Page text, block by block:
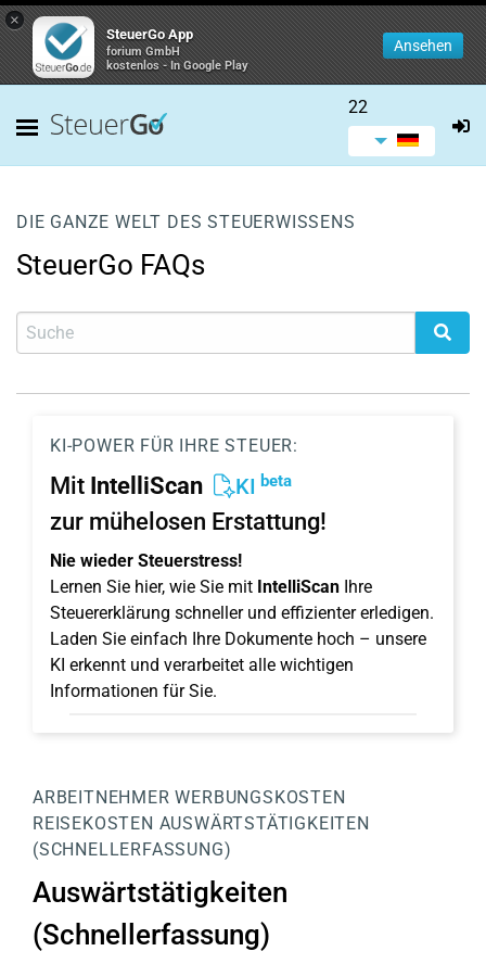
×
SteuerGo App
forium GmbH
kostenlos - In Google Play
Ansehen
22
DIE GANZE WELT DES STEUERWISSENS
SteuerGo FAQs
KI-POWER FÜR IHRE STEUER:
Mit IntelliScan KI beta
zur mühelosen Erstattung!
Nie wieder Steuerstress!
Lernen Sie hier, wie Sie mit IntelliScan Ihre
Steuererklärung schneller und effizienter erledigen.
Laden Sie einfach Ihre Dokumente hoch – unsere
KI erkennt und verarbeitet alle wichtigen
Informationen für Sie.
ARBEITNEHMER WERBUNGSKOSTEN
REISEKOSTEN AUSWÄRTSTÄTIGKEITEN
(SCHNELLERFASSUNG)
Auswärtstätigkeiten
(Schnellerfassung)